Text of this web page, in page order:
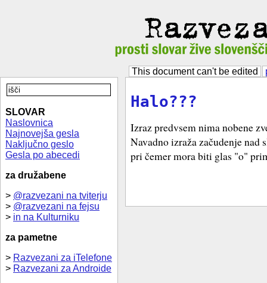
This document can't be edited
SLOVAR
Naslovnica
Najnovejša gesla
Naključno geslo
Gesla po abecedi
za družabene
> @razvezani na tviterju
> @razvezani na fejsu
> in na Kulturniku
za pametne
> Razvezani za iTelefone
> Razvezani za Androide
Halo???
Izraz predvsem nima nobene
Navadno izraža začudenje nad
pri čemer mora biti glas "o"